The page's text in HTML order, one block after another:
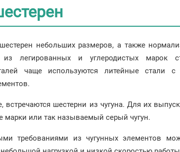
небольших размеров, а также
из легированных и углеродистых марок
чаще используются литейные стали с
встречаются шестерни из чугуна. Для их
марки или так называемый серый чугун.
требованиями из чугунных элементов